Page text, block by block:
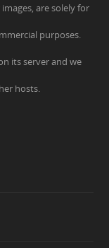
are solely for
purposes.
its server and we
hosts.